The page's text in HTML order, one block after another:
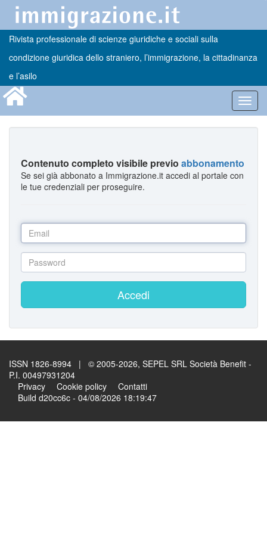
Rivista professionale di scienze giuridiche e sociali sulla
condizione giuridica dello straniero, l’immigrazione, la cittadinanza
e l’asilo
Contenuto completo visibile previo abbonamento
Se sei già abbonato a Immigrazione.it accedi al portale con
le tue credenziali per proseguire.
Accedi
ISSN 1826-8994 | © 2005-2026, SEPEL SRL Società Benefit -
P.I. 00497931204
Privacy
Cookie policy
Contatti
Build d20cc6c - 04/08/2026 18:19:47